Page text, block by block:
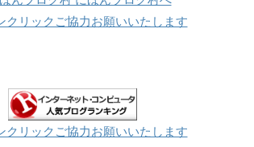
クリックご協力お願いいたします
クリックご協力お願いいたします